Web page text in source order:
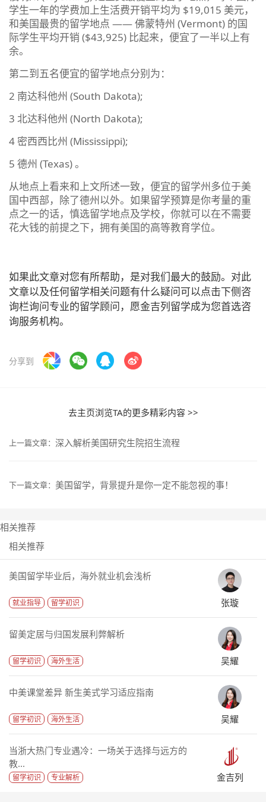
学生一年的学费加上生活费开销平均为 $19,015 美元，
和美国最贵的留学地点 —— 佛蒙特州 (Vermont) 的国
际学生平均开销 ($43,925) 比起来，便宜了一半以上有
余。
第二到五名便宜的留学地点分别为：
2 南达科他州 (South Dakota);
3 北达科他州 (North Dakota);
4 密西西比州 (Mississippi);
5 德州 (Texas) 。
从地点上看来和上文所述一致，便宜的留学州多位于美
国中西部，除了德州以外。如果留学预算是你考量的重
点之一的话，慎选留学地点及学校，你就可以在不需要
花大钱的前提之下，拥有美国的高等教育学位。
如果此文章对您有所帮助，是对我们最大的鼓励。对此
文章以及任何留学相关问题有什么疑问可以点击下侧咨
询栏询问专业的留学顾问，愿金吉列留学成为您首选咨
询服务机构。
分享到
去主页浏览TA的更多精彩内容 >>
上一篇文章： 深入解析美国研究生院招生流程
下一篇文章： 美国留学，背景提升是你一定不能忽视的事！
相关推荐
相关推荐
美国留学毕业后，海外就业机会浅析
就业指导 留学初识 张璇
留美定居与归国发展利弊解析
留学初识 海外生活 吴耀
中美课堂差异 新生美式学习适应指南
留学初识 海外生活 吴耀
当浙大热门专业遇冷：一场关于选择与远方的
教...
留学初识 专业解析 金吉列